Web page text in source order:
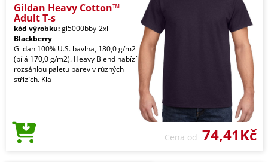
Gildan Heavy Cotton™
Adult T-s
kód výrobku:gi5000bby-2xl
Blackberry
Gildan 100% U.S. bavlna, 180,0 g/m2
(bílá 170,0 g/m2). Heavy Blend nabízí
rozsáhlou paletu barev v různých
střizích. Kla
Cena od 74,41Kč